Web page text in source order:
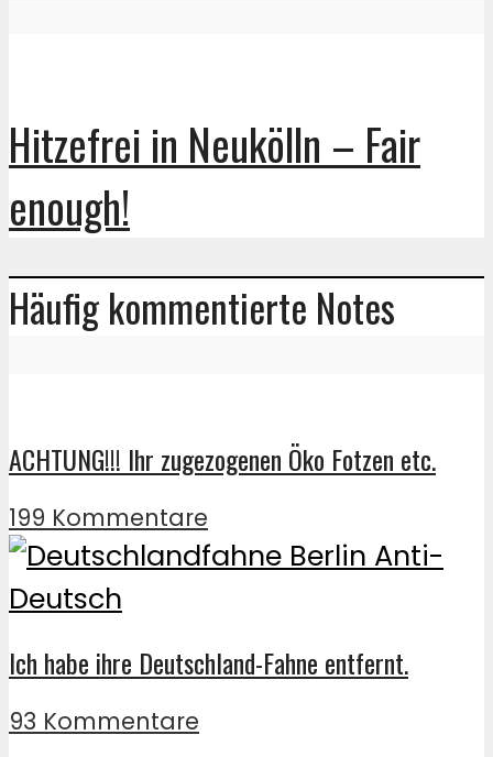
Hitzefrei in Neukölln – Fair
enough!
Häufig kommentierte Notes
ACHTUNG!!! Ihr zugezogenen Öko Fotzen etc.
199 Kommentare
Ich habe ihre Deutschland-Fahne entfernt.
93 Kommentare